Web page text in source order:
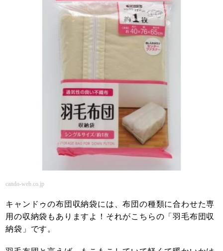
cando-web.co.jp
キャンドゥの布団収納袋には、布団の種類に合わせた専
用の収納袋もありますよ！それがこちらの「羽毛布団収
納袋」です。